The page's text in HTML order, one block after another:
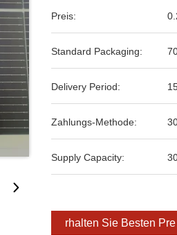
Preis:
Standard Packaging:
Delivery Period:
Zahlungs-Methode:
Supply Capacity:
Erhalten Sie Besten Preis